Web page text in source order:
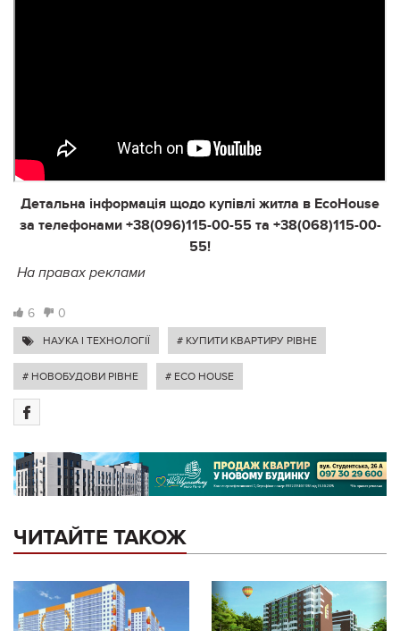
Детальна інформація щодо купівлі житла в EcoHouse
за телефонами +38(096)115-00-55 та +38(068)115-00-
55!
На правах реклами
6 0
НАУКА І ТЕХНОЛОГІЇ # КУПИТИ КВАРТИРУ РІВНЕ
# НОВОБУДОВИ РІВНЕ # ECO HOUSE
ЧИТАЙТЕ ТАКОЖ